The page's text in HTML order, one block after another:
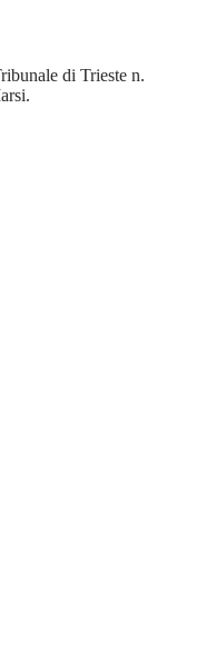
di Trieste n.